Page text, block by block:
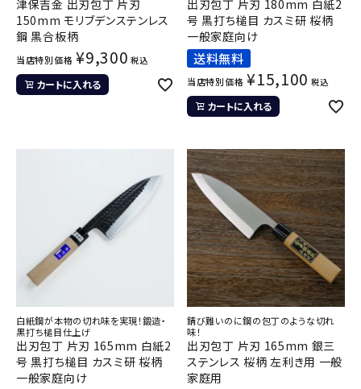
津保吉金 出刃包丁 片刃
150mm モリブデンステンレス
鋼 黒合板柄
当店特別価格 ¥9,300 税込
カートに入れる
出刃包丁 片刃 180mm 白紙2
号 黒打ち槌目 カスミ研 桜柄
一般家庭向け
送料無料
当店特別価格 ¥15,100 税込
カートに入れる
白紙鋼が本物の切れ味を実現！鍛造・
黒打ち槌目仕上げ
出刃包丁 片刃 165mm 白紙2
号 黒打ち槌目 カスミ研 桜柄
一般家庭向け
錆び難いのに鋼の包丁のような切れ
味！
出刃包丁 片刃 165mm 銀三
ステンレス 桜柄 左利き用 一般
家庭用